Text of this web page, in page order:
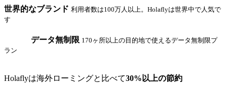
世界的なブランド 利用者数は100万人以上。Holaflyは世界中で人気で
す
データ無制限 170ヶ所以上の目的地で使えるデータ無制限プ
ラン
Holaflyは海外ローミングと比べて30%以上の節約